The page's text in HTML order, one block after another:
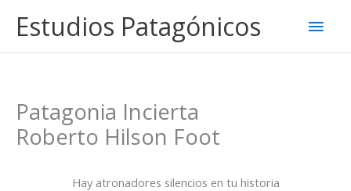
contenido
Estudios Patagónicos
Patagonia Incierta
Roberto Hilson Foot
Hay atronadores silencios en tu historia